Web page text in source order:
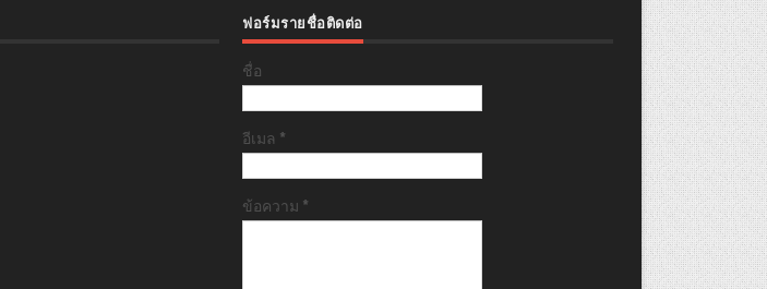
ฟอร์มรายชื่อติดต่อ
ชื่อ
อีเมล *
ข้อความ *